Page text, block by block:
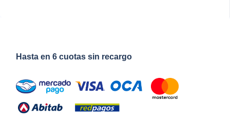
Hasta en 6 cuotas sin recargo